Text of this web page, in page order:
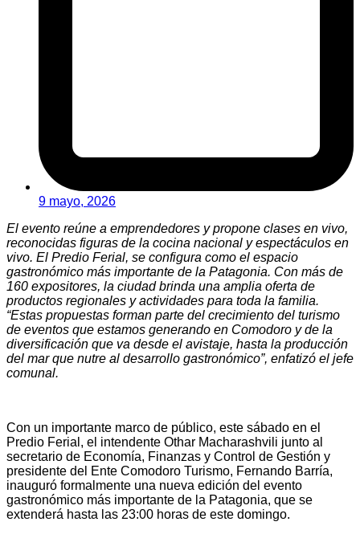
9 mayo, 2026
El evento reúne a emprendedores y propone clases en vivo,
reconocidas figuras de la cocina nacional y espectáculos en
vivo. El Predio Ferial, se configura como el espacio
gastronómico más importante de la Patagonia. Con más de
160 expositores, la ciudad brinda una amplia oferta de
productos regionales y actividades para toda la familia.
“Estas propuestas forman parte del crecimiento del turismo
de eventos que estamos generando en Comodoro y de la
diversificación que va desde el avistaje, hasta la producción
del mar que nutre al desarrollo gastronómico”, enfatizó el jefe
comunal.
Con un importante marco de público, este sábado en el
Predio Ferial, el intendente Othar Macharashvili junto al
secretario de Economía, Finanzas y Control de Gestión y
presidente del Ente Comodoro Turismo, Fernando Barría,
inauguró formalmente una nueva edición del evento
gastronómico más importante de la Patagonia, que se
extenderá hasta las 23:00 horas de este domingo.